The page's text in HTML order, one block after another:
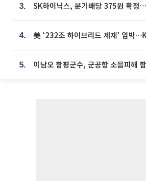
3.
4.
5. 이남오 함평군수, 군공항 소음피해